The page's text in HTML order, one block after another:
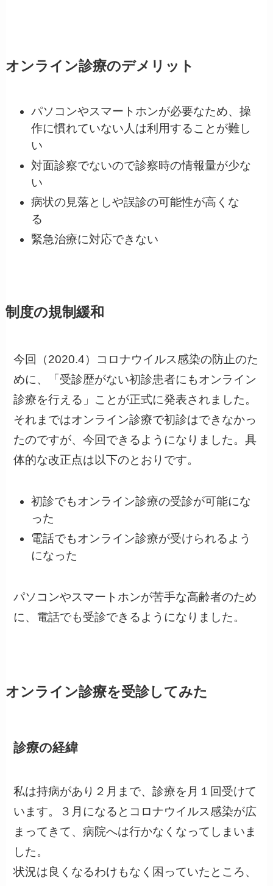
オンライン診療のデメリット
パソコンやスマートホンが必要なため、操
作に慣れていない人は利用することが難し
い
対面診察でないので診察時の情報量が少な
い
病状の見落としや誤診の可能性が高くな
る
緊急治療に対応できない
制度の規制緩和
今回（2020.4）コロナウイルス感染の防止のた
めに、「受診歴がない初診患者にもオンライン
診療を行える 」ことが正式に発表されました。
それまではオンライン診療で初診はできなかっ
たのですが、今回できるようになりました。具
体的な改正点は以下のとおりです。
初診でもオンライン診療の受診が可能にな
った
電話でもオンライン診療が受けられるよう
になった
パソコンやスマートホンが苦手な高齢者のため
に、電話でも受診できるようになりました。
オンライン診療を受診してみた
診療の経緯
私は持病があり２月まで、診療を月１回受けて
います。３月になるとコロナウイルス感染が広
まってきて、病院へは行かなくなってしまいま
した。
状況は良くなるわけもなく困っていたところ、